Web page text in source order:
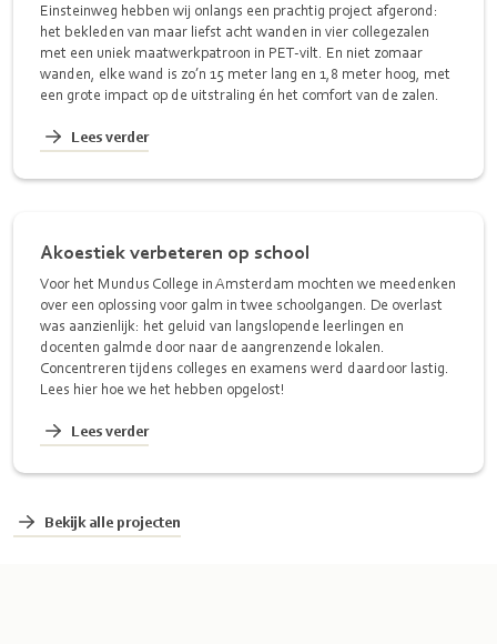
Einsteinweg hebben wij onlangs een prachtig project afgerond:
het bekleden van maar liefst acht wanden in vier collegezalen
met een uniek maatwerkpatroon in PET-vilt. En niet zomaar
wanden, elke wand is zo’n 15 meter lang en 1,8 meter hoog, met
een grote impact op de uitstraling én het comfort van de zalen.
Lees verder
Akoestiek verbeteren op school
Voor het Mundus College in Amsterdam mochten we meedenken
over een oplossing voor galm in twee schoolgangen. De overlast
was aanzienlijk: het geluid van langslopende leerlingen en
docenten galmde door naar de aangrenzende lokalen.
Concentreren tijdens colleges en examens werd daardoor lastig.
Lees hier hoe we het hebben opgelost!
Lees verder
Bekijk alle projecten